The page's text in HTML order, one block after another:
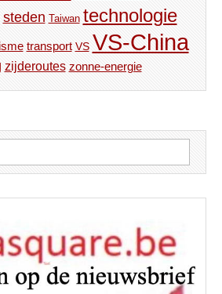
steden Taiwan technologie
transport VS VS-China
zijderoutes zonne-energie